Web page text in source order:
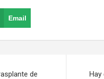
Email
de
Hay